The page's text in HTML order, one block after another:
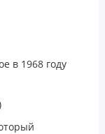
в 1968 году